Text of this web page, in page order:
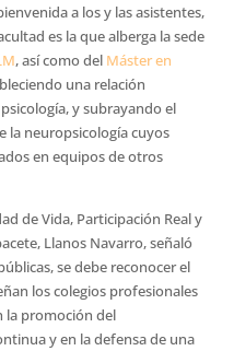
a los y las asistentes,
es la que alberga la sede
, así como del Máster en
una relación
y subrayando el
la neuropsicología cuyos
en equipos de otros
de Vida, Participación Real y
Llanos Navarro, señaló
se debe reconocer el
los colegios profesionales
la promoción del
y en la defensa de una